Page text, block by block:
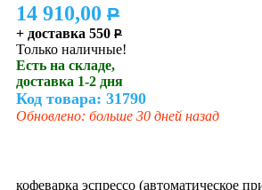
14 910,00 P
+ доставка 550 P
Только наличные!
Есть на складе,
доставка 1-2 дня
Код товара: 31790
Обновлено: больше 30 дней назад
кофеварка эспрессо (автоматическое